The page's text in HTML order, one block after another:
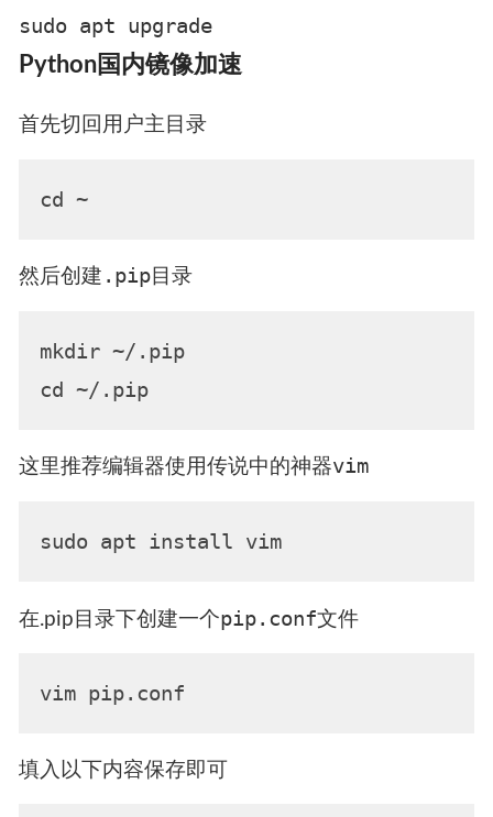
sudo apt upgrade
Python国内镜像加速
首先切回用户主目录
cd ~
然后创建 .pip目录
mkdir ~/.pip
cd ~/.pip
这里推荐编辑器使用传说中的神器vim
sudo apt install vim
在.pip目录下创建一个pip.conf文件
填入以下内容保存即可